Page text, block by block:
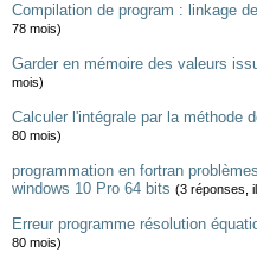
Compilation de program : linkage
78 mois)
Garder en mémoire des valeurs
mois)
Calculer l'intégrale par la méthode
80 mois)
programmation en fortran
windows 10 Pro 64 bits (3 réponses,
Erreur programme résolution
80 mois)